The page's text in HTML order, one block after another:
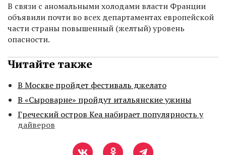
В связи с аномальными холодами власти Франции
объявили почти во всех департаментах европейской
части страны повышенный (желтый) уровень
опасности.
Читайте также
В Москве пройдет фестиваль джелато
В «Сыроварне» пройдут итальянские ужины
Греческий остров Кеа набирает популярность у
дайверов